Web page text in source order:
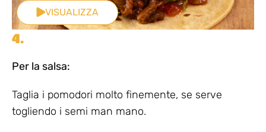
VISUALIZZA
4.
Per la salsa:
Taglia i pomodori molto finemente, se serve
togliendo i semi man mano.